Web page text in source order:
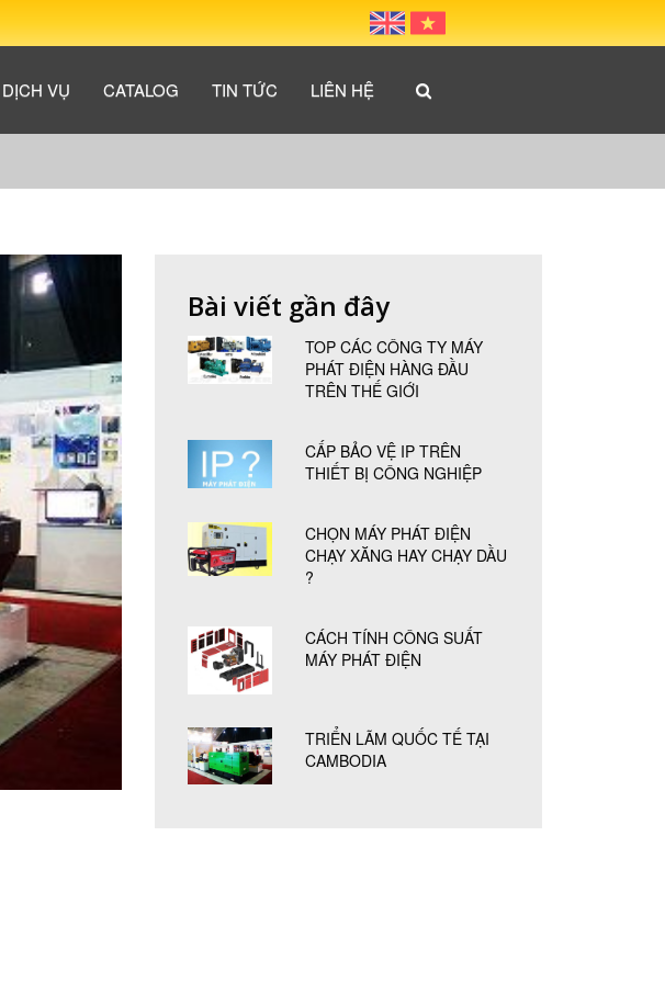
DỊCH VỤ CATALOG TIN TỨC LIÊN HỆ
Bài viết gần đây
TOP CÁC CÔNG TY MÁY
PHÁT ĐIỆN HÀNG ĐẦU
TRÊN THẾ GIỚI
CẤP BẢO VỆ IP TRÊN
THIẾT BỊ CÔNG NGHIỆP
CHỌN MÁY PHÁT ĐIỆN
CHẠY XĂNG HAY CHẠY DẦU
?
CÁCH TÍNH CÔNG SUẤT
MÁY PHÁT ĐIỆN
TRIỂN LÃM QUỐC TẾ TẠI
CAMBODIA